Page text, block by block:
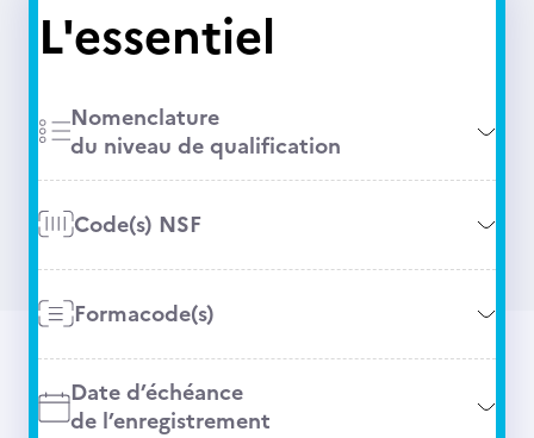
L'essentiel
Nomenclature
du niveau de qualification
Code(s) NSF
Formacode(s)
Date d’échéance
de l’enregistrement